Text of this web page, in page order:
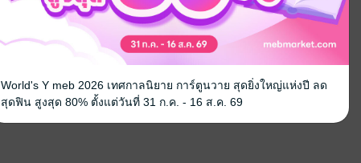
World's Y meb 2026 เทศกาลนิยาย การ์ตูนวาย สุดยิ่งใหญ่แห่งปี ลด
สุดฟิน สูงสุด 80% ตั้งแต่วันที่ 31 ก.ค. - 16 ส.ค. 69